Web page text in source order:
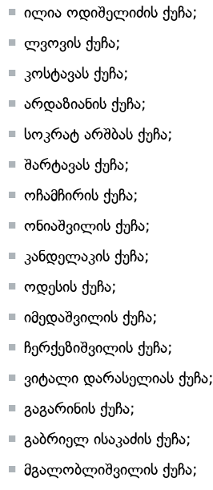
ილია ოდიშელიძის ქუჩა;
ლვოვის ქუჩა;
კოსტავას ქუჩა;
არდაზიანის ქუჩა;
სოკრატ არშბას ქუჩა;
შარტავას ქუჩა;
ოჩამჩირის ქუჩა;
ონიაშვილის ქუჩა;
კანდელაკის ქუჩა;
ოდესის ქუჩა;
იმედაშვილის ქუჩა;
ჩერქეზიშვილის ქუჩა;
ვიტალი დარასელიას ქუჩა;
გაგარინის ქუჩა;
გაბრიელ ისაკაძის ქუჩა;
მგალობლიშვილის ქუჩა;